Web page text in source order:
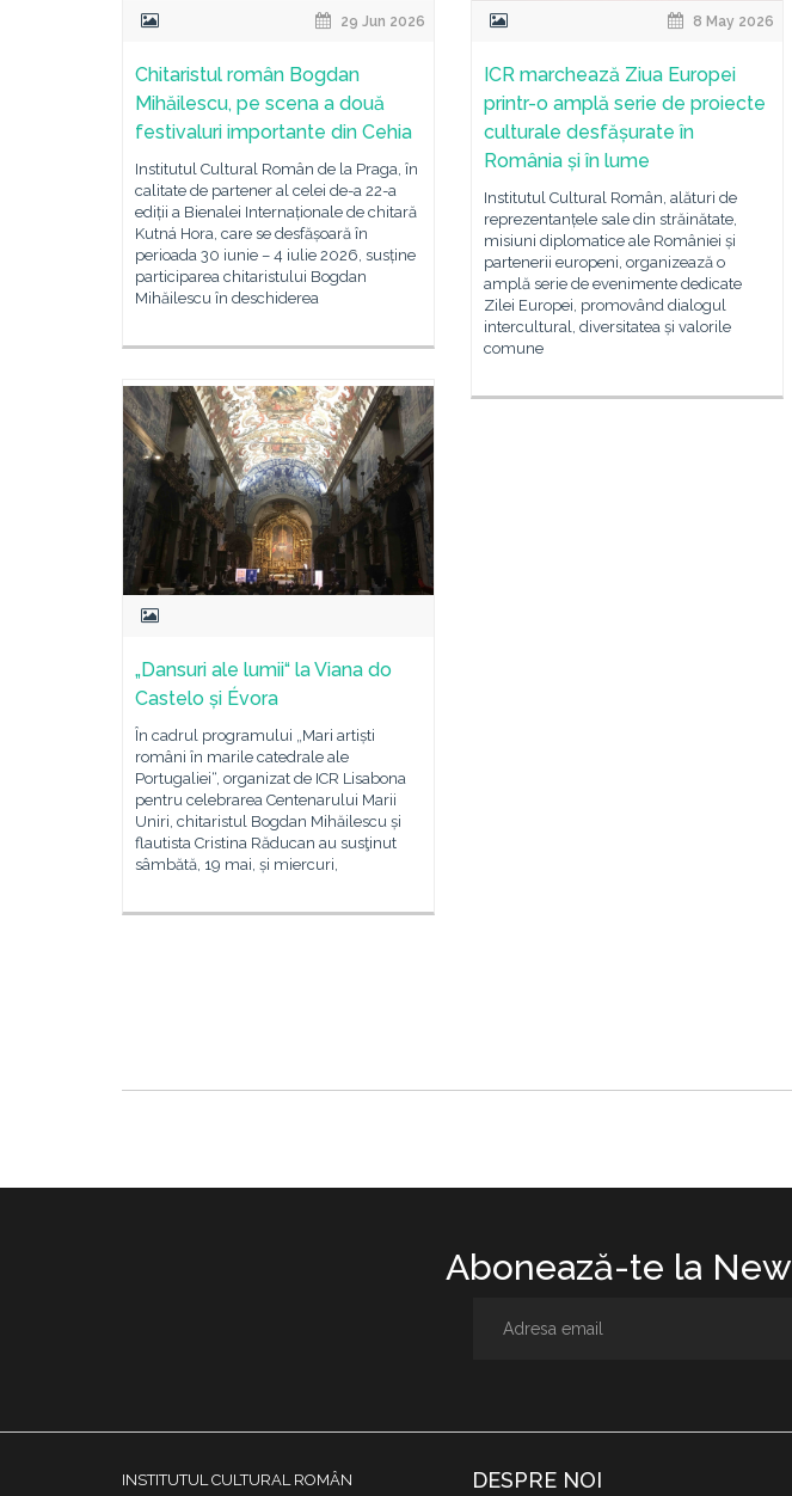
29 Jun 2026
Chitaristul român Bogdan
Mihăilescu, pe scena a două
festivaluri importante din Cehia
Institutul Cultural Român de la Praga, în
calitate de partener al celei de-a 22-a
ediții a Bienalei Internaționale de chitară
Kutná Hora, care se desfășoară în
perioada 30 iunie – 4 iulie 2026, susține
participarea chitaristului Bogdan
Mihăilescu în deschiderea
8 May 2026
ICR marchează Ziua Europei
printr-o amplă serie de proiecte
culturale desfășurate în
România și în lume
Institutul Cultural Român, alături de
reprezentanțele sale din străinătate,
misiuni diplomatice ale României și
partenerii europeni, organizează o
amplă serie de evenimente dedicate
Zilei Europei, promovând dialogul
intercultural, diversitatea și valorile
comune
„Dansuri ale lumii“ la Viana do
Castelo și Évora
În cadrul programului „Mari artiști
români în marile catedrale ale
Portugaliei“, organizat de ICR Lisabona
pentru celebrarea Centenarului Marii
Uniri, chitaristul Bogdan Mihăilescu și
flautista Cristina Răducan au susţinut
sâmbătă, 19 mai, și miercuri,
Abonează-te la
INSTITUTUL CULTURAL ROMÂN
DESPRE NOI